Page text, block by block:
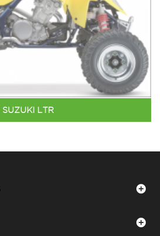
SUZUKI LTR